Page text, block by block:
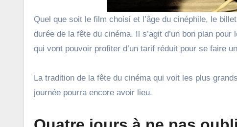
Quel que soit le film choisi et l’âge du cinéphile, le
durée de la fête du cinéma. Il s’agit d’un bon plan
qui vont pouvoir profiter d’un tarif réduit pour se faire
La tradition de la fête du cinéma qui voit les plus
journée pourra encore avoir lieu.